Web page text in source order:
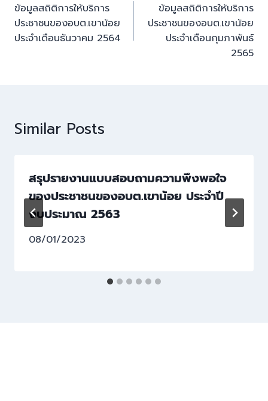
ข้อมูลสถิติการให้บริการ
ประชาชนของอบต.เขาน้อย
ประจำเดือนธันวาคม 2564
ข้อมูลสถิติการให้บริการ
ประชาชนของอบต.เขาน้อย
ประจำเดือนกุมภาพันธ์
2565
Similar Posts
สรุปรายงานแบบสอบถามความพึงพอใจ
ของประชาชนของอบต.เขาน้อย ประจำปี
งบประมาณ 2563
08/01/2023